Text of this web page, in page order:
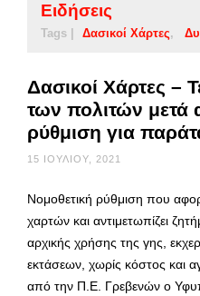
Ειδήσεις
Tags | Δασικοί Χάρτες
Δασικοί Χάρτες –
των πολιτών μετά
ρύθμιση για
15 ΙΟΥΛΊΟΥ, 2021
Νομοθετική ρύθμιση που
χαρτών και αντιμετωπίζει
αρχικής χρήσης της γης,
εκτάσεων, χωρίς κόστος και
από την Π.Ε. Γρεβενών ο